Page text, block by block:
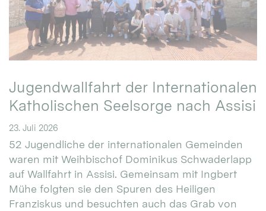
Jugendwallfahrt der Internationalen
Katholischen Seelsorge nach Assisi
23. Juli 2026
52 Jugendliche der internationalen Gemeinden
waren mit Weihbischof Dominikus Schwaderlapp
auf Wallfahrt in Assisi. Gemeinsam mit Ingbert
Mühe folgten sie den Spuren des Heiligen
Franziskus und besuchten auch das Grab von